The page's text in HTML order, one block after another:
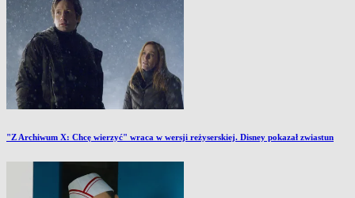
"Z Archiwum X: Chcę wierzyć" wraca w wersji reżyserskiej. Disney pokazał zwiastun